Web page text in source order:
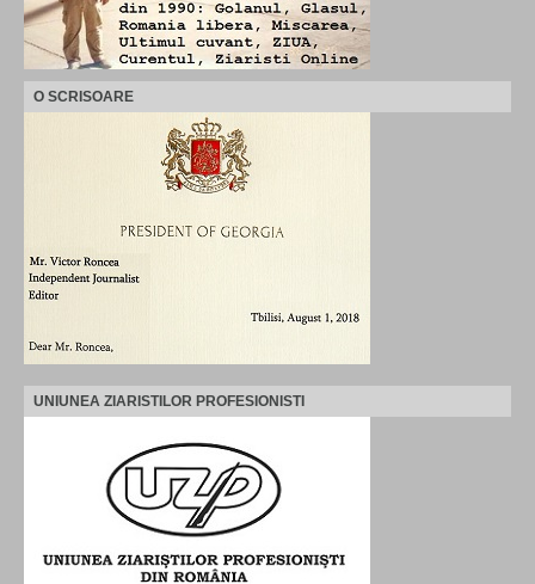
O SCRISOARE
UNIUNEA ZIARISTILOR PROFESIONISTI